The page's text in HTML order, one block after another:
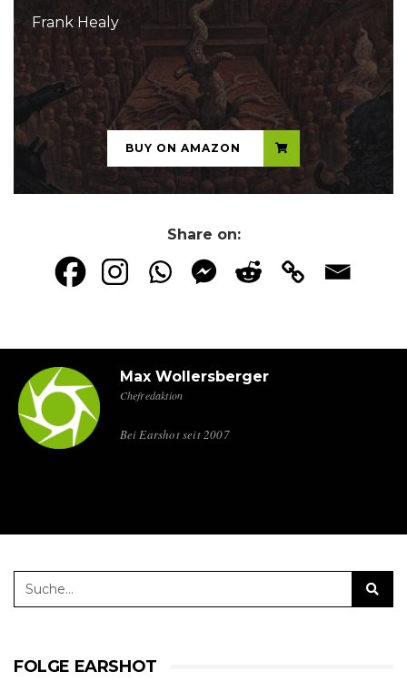
Frank Healy
...
BUY ON AMAZON
Share on:
Max Wollersberger
Chefredaktion
Bei Earshot seit 2007
FOLGE EARSHOT